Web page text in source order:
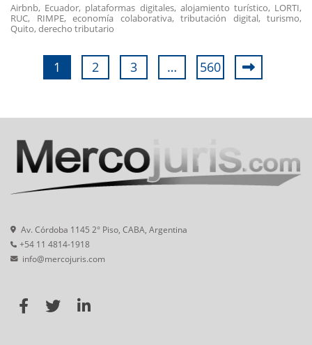
Airbnb, Ecuador, plataformas digitales, alojamiento turístico, LORTI,
RUC, RIMPE, economía colaborativa, tributación digital, turismo,
Quito, derecho tributario
1 2 3 … 560
Av. Córdoba 1145 2° Piso, CABA, Argentina
+54 11 4814-1918
info@mercojuris.com